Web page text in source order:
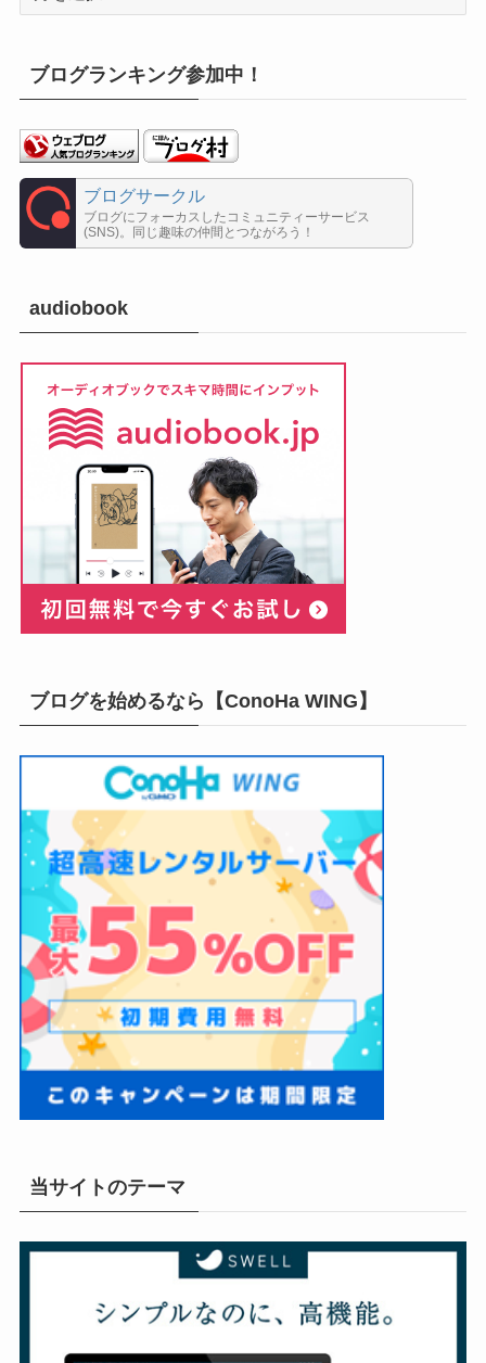
ブ
ブログランキング参加中！
ブログサークル
ブログにフォーカスしたコミュニティーサービス
(SNS)。同じ趣味の仲間とつながろう！
audiobook
ブログを始めるなら【ConoHa WING】
当サイトのテーマ